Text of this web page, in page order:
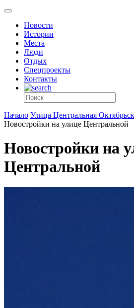
Новости
Истории
Места
Люди
Отдых
Спецпроекты
Контакты
Начало Улица Центральная
Новостройки на улице Центральной
Новостройки на
Центральной